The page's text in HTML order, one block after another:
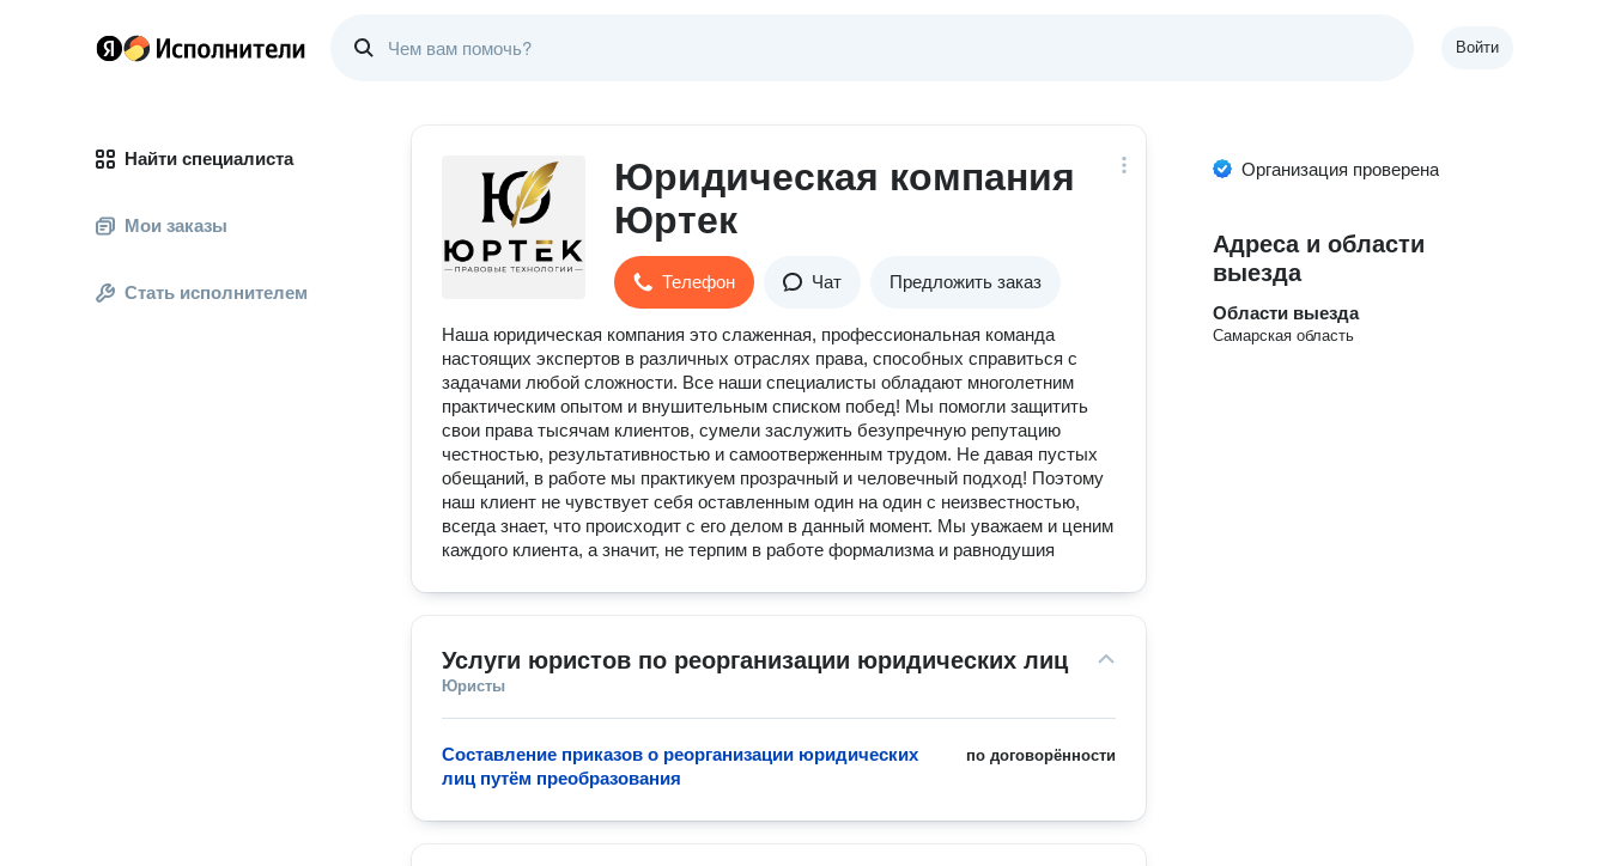
Войти
Найти специалиста
Мои заказы
Стать исполнителем
Юридическая компания
Юртек
Телефон Чат Предложить заказ
Наша юридическая компания это слаженная, профессиональная команда
настоящих экспертов в различных отраслях права, способных справиться с
задачами любой сложности. Все наши специалисты обладают многолетним
практическим опытом и внушительным списком побед! Мы помогли защитить
свои права тысячам клиентов, сумели заслужить безупречную репутацию
честностью, результативностью и самоотверженным трудом. Не давая пустых
обещаний, в работе мы практикуем прозрачный и человечный подход! Поэтому
наш клиент не чувствует себя оставленным один на один с неизвестностью,
всегда знает, что происходит с его делом в данный момент. Мы уважаем и ценим
каждого клиента, а значит, не терпим в работе формализма и равнодушия
Услуги юристов по реорганизации юридических лиц
Юристы
по договорённости
Составление приказов о реорганизации юридических
лиц путём преобразования
Организация проверена
Адреса и области
выезда
Области выезда
Самарская область